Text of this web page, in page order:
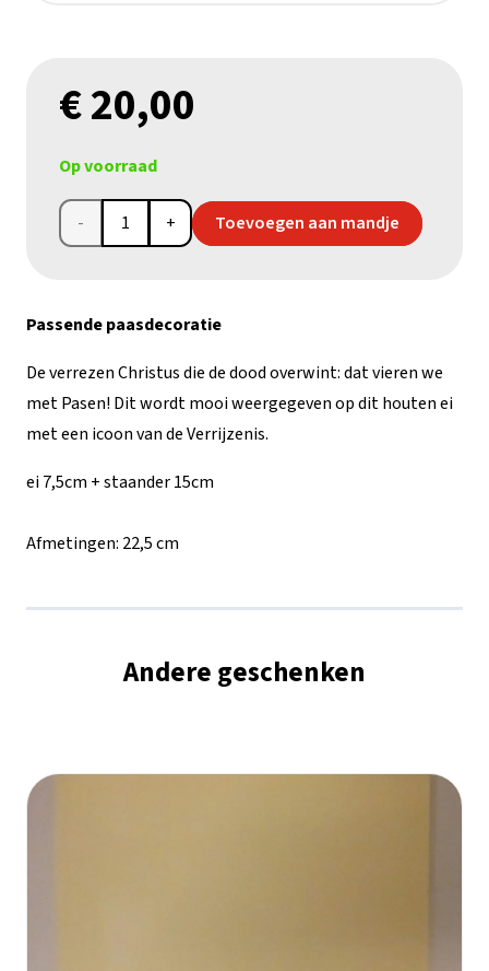
€20,00
Op voorraad
Houten
van
de
Verrijzenis
Toevoegen aan mandje
Passende paasdecoratie
De verrezen Christus die de dood overwint: dat vieren we
met Pasen! Dit wordt mooi weergegeven op dit houten ei
met een icoon van de Verrijzenis.
ei 7,5cm + staander 15cm
Afmetingen: 22,5 cm
Andere geschenken